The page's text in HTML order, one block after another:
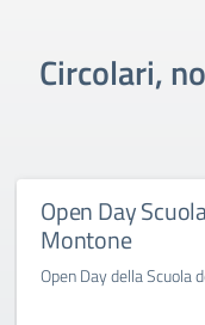
Circolari,
Open Day
Montone
Open Day della Scuola